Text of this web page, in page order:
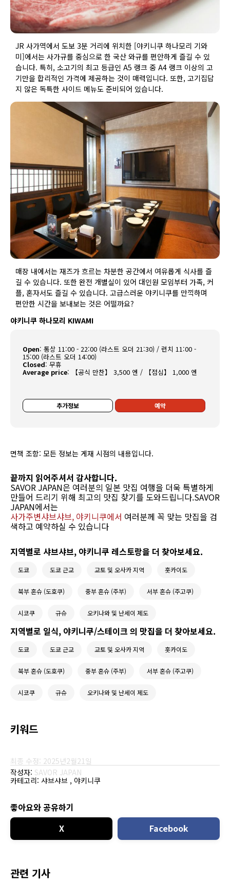
JR 사가역에서 도보 3분 거리에 위치한 [야키니쿠 하나모리 기와
미]에서는 사가규를 중심으로 한 국산 와규를 편안하게 즐길 수 있
습니다. 특히, 소고기의 최고 등급인 A5 랭크 중 A4 랭크 이상의 고
기만을 합리적인 가격에 제공하는 것이 매력입니다. 또한, 고기집답
지 않은 독특한 사이드 메뉴도 준비되어 있습니다.
매장 내에서는 재즈가 흐르는 차분한 공간에서 여유롭게 식사를 즐
길 수 있습니다. 또한 완전 개별실이 있어 대인원 모임부터 가족, 커
플, 혼자서도 즐길 수 있습니다. 고급스러운 야키니쿠를 만끽하며
편안한 시간을 보내보는 것은 어떨까요?
야키니쿠 하나모리 KIWAMI
Open:통상 11:00 - 22:00 (라스트 오더 21:30) / 런치 11:00 -
15:00 (라스트 오더 14:00)
Closed:무휴
Average price: 【공식 만찬】 3,500 엔 / 【점심】 1,000 엔
추가정보 예약
면책 조항: 모든 정보는 게재 시점의 내용입니다.
끝까지 읽어주셔서 감사합니다.
SAVOR JAPAN은 여러분의 일본 맛집 여행을 더욱 특별하게
만들어 드리기 위해 최고의 맛집 찾기를 도와드립니다.SAVOR
JAPAN에서는
사가주변샤브샤브, 야키니쿠에서 여러분께 꼭 맞는 맛집을 검
색하고 예약하실 수 있습니다
지역별로 샤브샤브, 야키니쿠 레스토랑을 더 찾아보세요.
도쿄 도쿄 근교 교토 및 오사카 지역 홋카이도
북부 혼슈 (도호쿠) 중부 혼슈 (주부) 서부 혼슈 (주고쿠)
시코쿠 규슈 오키나와 및 난세이 제도
지역별로 일식, 야키니쿠/스테이크 의 맛집을 더 찾아보세요.
도쿄 도쿄 근교 교토 및 오사카 지역 홋카이도
북부 혼슈 (도호쿠) 중부 혼슈 (주부) 서부 혼슈 (주고쿠)
시코쿠 규슈 오키나와 및 난세이 제도
키워드
최종 수정: 2025년2월21일
작성자: SAVOR JAPAN
카테고리: 샤브샤브 야키니쿠
좋아요와 공유하기
X
Facebook
관련 기사